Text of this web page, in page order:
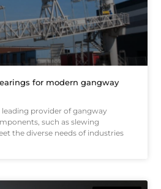
for modern gangway
leading provider of gangway
such as slewing
the diverse needs of industries